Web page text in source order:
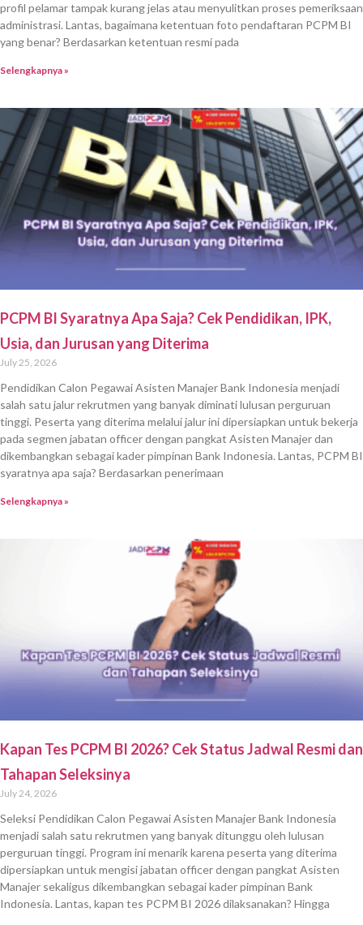
profil pelamar tampak kurang jelas atau menyulitkan proses pemeriksaan
administrasi. Lantas, bagaimana ketentuan foto pendaftaran PCPM BI
yang benar? Berdasarkan ketentuan resmi pada
Selengkapnya »
PCPM BI Syaratnya Apa Saja? Cek Pendidikan, IPK,
Usia, dan Jurusan yang Diterima
July 25, 2026
Pendidikan Calon Pegawai Asisten Manajer Bank Indonesia menjadi
salah satu jalur rekrutmen yang banyak diminati lulusan perguruan
tinggi. Peserta yang diterima melalui jalur ini dipersiapkan untuk bekerja
pada segmen jabatan officer dengan pangkat Asisten Manajer dan
dikembangkan sebagai kader pimpinan Bank Indonesia. Lantas, PCPM BI
syaratnya apa saja? Berdasarkan penerimaan
Selengkapnya »
Kapan Tes PCPM BI 2026? Cek Status Jadwal Resmi dan
Tahapan Seleksinya
July 24, 2026
Seleksi Pendidikan Calon Pegawai Asisten Manajer Bank Indonesia
menjadi salah satu rekrutmen yang banyak ditunggu oleh lulusan
perguruan tinggi. Program ini menarik karena peserta yang diterima
dipersiapkan untuk mengisi jabatan officer dengan pangkat Asisten
Manajer sekaligus dikembangkan sebagai kader pimpinan Bank
Indonesia. Lantas, kapan tes PCPM BI 2026 dilaksanakan? Hingga